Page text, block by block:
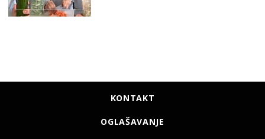
KONTAKT
OGLAŠAVANJE